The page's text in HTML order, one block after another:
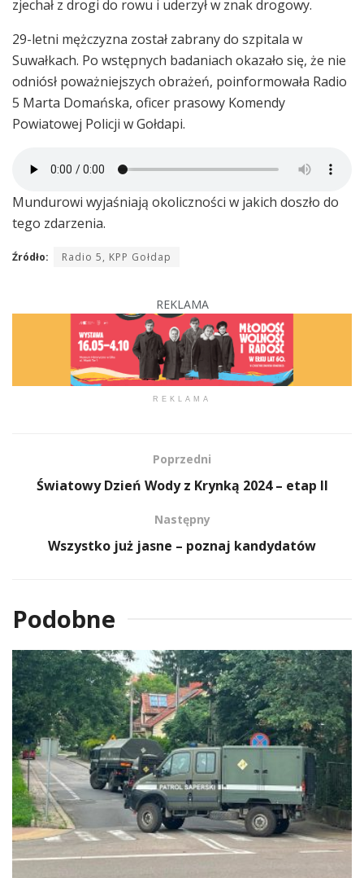
zjechał z drogi do rowu i uderzył w znak drogowy.
29-letni mężczyzna został zabrany do szpitala w
Suwałkach. Po wstępnych badaniach okazało się, że nie
odniósł poważniejszych obrażeń, poinformowała Radio
5 Marta Domańska, oficer prasowy Komendy
Powiatowej Policji w Gołdapi.
Mundurowi wyjaśniają okoliczności w jakich doszło do
tego zdarzenia.
Źródło: Radio 5, KPP Gołdap
REKLAMA
REKLAMA
Poprzedni
Światowy Dzień Wody z Krynką 2024 – etap II
Następny
Wszystko już jasne – poznaj kandydatów
Podobne